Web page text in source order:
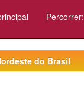
Percorrer:
do Brasil